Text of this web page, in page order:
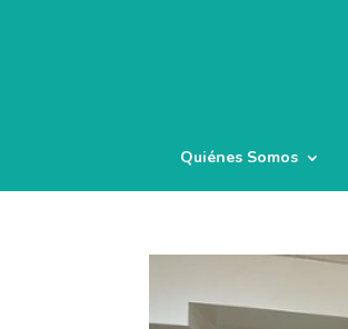
Quiénes Somos